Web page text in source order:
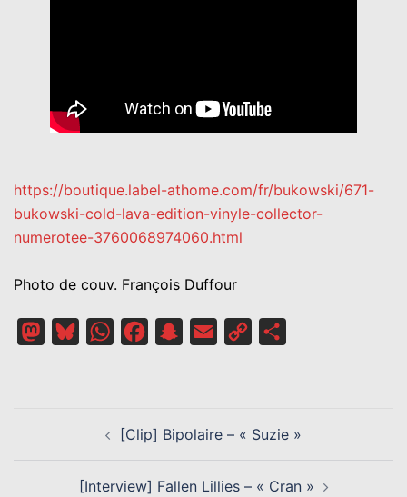
https://boutique.label-athome.com/fr/bukowski/671-
bukowski-cold-lava-edition-vinyle-collector-
numerotee-3760068974060.html
Photo de couv. François Duffour
MastodonBlueskyWhatsAppFacebookSnapchat
Email
Copy
D’ARTICLE
[Clip] Bipolaire – « Suzie »
[Interview] Fallen Lillies – « Cran »